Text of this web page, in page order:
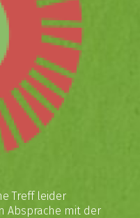
Treff leider
Absprache mit der